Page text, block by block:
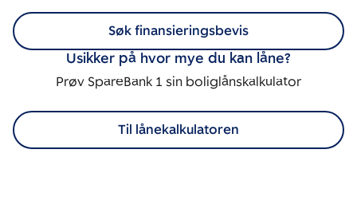
Søk finansieringsbevis
Usikker på hvor mye du kan låne?
Prøv SpareBank 1 sin boliglånskalkulator
Til lånekalkulatoren